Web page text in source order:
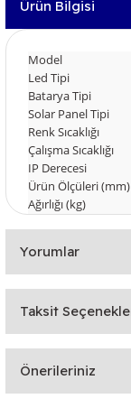
Ürün Bilgisi
Model
Led Tipi
Batarya Tipi
Solar Panel Tipi
Renk Sıcaklığı
Çalışma Sıcaklığı
IP Derecesi
Ürün Ölçüleri (mm)
Ağırlığı (kg)
Yorumlar
Taksit
Önerileriniz